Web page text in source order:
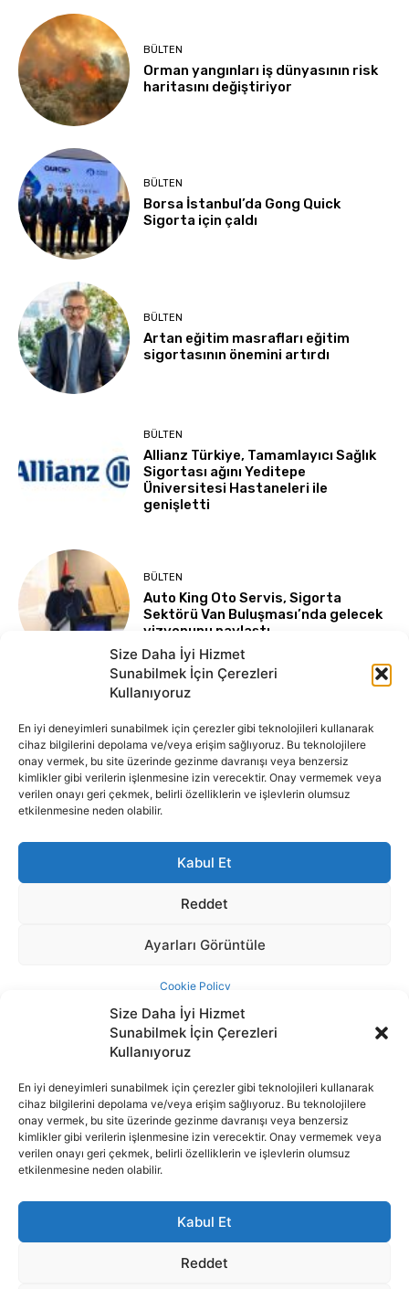
Size Daha İyi Hizmet
Sunabilmek İçin Çerezleri
Kullanıyoruz
En iyi deneyimleri sunabilmek için çerezler gibi teknolojileri kullanarak
cihaz bilgilerini depolama ve/veya erişim sağlıyoruz. Bu teknolojilere
onay vermek, bu site üzerinde gezinme davranışı veya benzersiz
kimlikler gibi verilerin işlenmesine izin verecektir. Onay vermemek veya
verilen onayı geri çekmek, belirli özelliklerin ve işlevlerin olumsuz
etkilenmesine neden olabilir.
Kabul Et
Reddet
İnternet portalımızda yer alan tüm haber metini, resim ve benzeri
içeriğin hakları Sigortamedya Yayıncılık A.Ş.'ye aittir. Hiçbir şekilde
basılı ya da elektronik bir ortamda, kaynak gösterilse bile izin
alınmadan kullanılamaz.